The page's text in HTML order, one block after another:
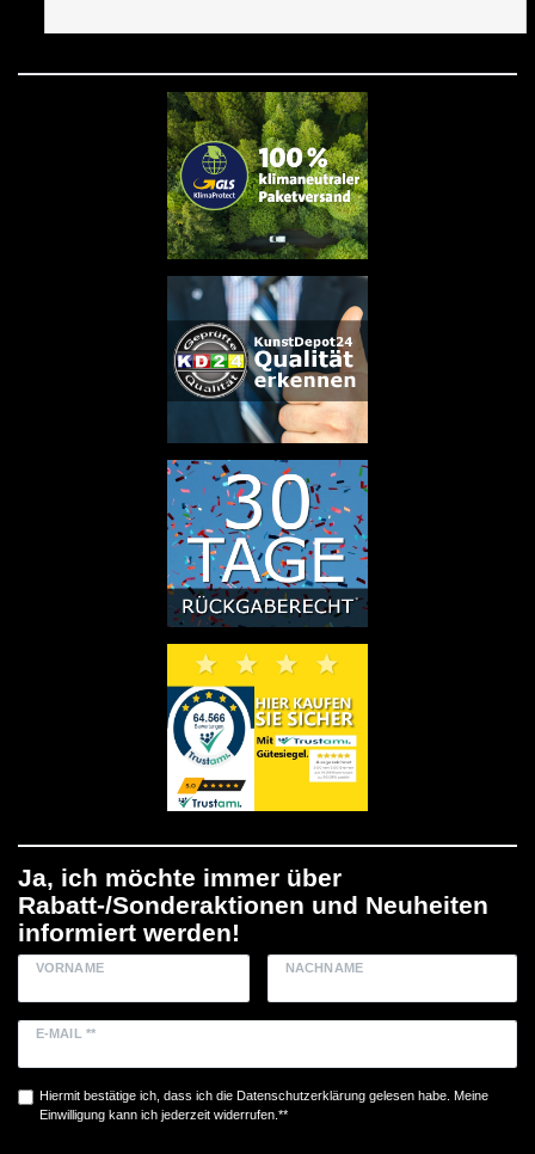
Ja, ich möchte immer über
Rabatt-/Sonderaktionen und Neuheiten
informiert werden!
VORNAME NACHNAME
E-MAIL **
Hiermit bestätige ich, dass ich die Daten­schutz­erklärunggelesen habe. Meine
Einwilligung kann ich jederzeit widerrufen.**